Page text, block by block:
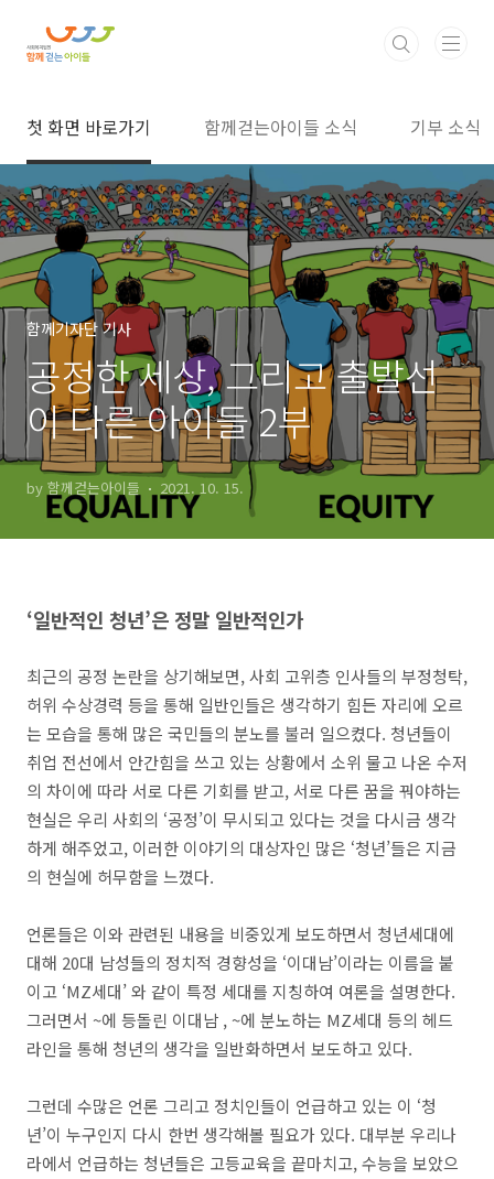
첫 화면 바로가기 함께걷는아이들 소식 기부 소식
함께기자단 기사
공정한 세상, 그리고 출발선
이 다른 아이들 2부
by 함께걷는아이들 2021. 10. 15.
‘일반적인 청년’은 정말 일반적인가
최근의 공정 논란을 상기해보면,사회 고위층 인사들의 부정청탁,
허위 수상경력 등을 통해 일반인들은 생각하기 힘든 자리에 오르
는 모습을 통해 많은 국민들의 분노를 불러 일으켰다. 청년들이
취업 전선에서 안간힘을 쓰고 있는 상황에서 소위 물고 나온 수저
의 차이에 따라 서로 다른 기회를 받고,서로 다른 꿈을 꿔야하는
현실은 우리 사회의 ‘공정’이 무시되고 있다는 것을 다시금 생각
하게 해주었고, 이러한 이야기의 대상자인 많은 ‘청년’들은 지금
의 현실에 허무함을 느꼈다.
언론들은 이와 관련된 내용을 비중있게 보도하면서 청년세대에
대해 20대 남성들의 정치적 경향성을 ‘이대남’이라는 이름을 붙
이고 ‘MZ세대’와 같이 특정 세대를 지칭하여 여론을 설명한다.
그러면서 ~에 등돌린 이대남 , ~에 분노하는 MZ세대 등의 헤드
라인을 통해 청년의 생각을 일반화하면서 보도하고 있다.
그런데 수많은 언론 그리고 정치인들이 언급하고 있는 이 ‘청
년’이 누구인지 다시 한번 생각해볼 필요가 있다. 대부분 우리나
라에서 언급하는 청년들은 고등교육을 끝마치고,수능을 보았으